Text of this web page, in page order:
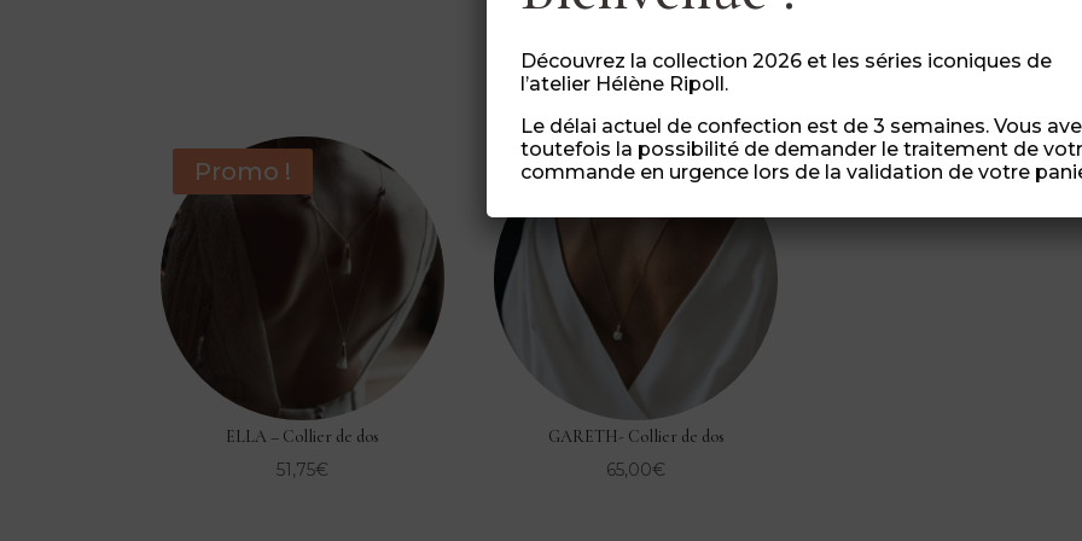
Vous aimerez peut-être aussi…
Promo !
ELLA – Collier de dos
51,75€
GARETH- Collier de dos
65,00€
Découvrez la collection 2026 et les séries iconiques de
l’atelier Hélène Ripoll.
Le délai actuel de confection est de 3 semaines. Vous
toutefois la possibilité de demander le traitement de
commande en urgence lors de la validation de votre